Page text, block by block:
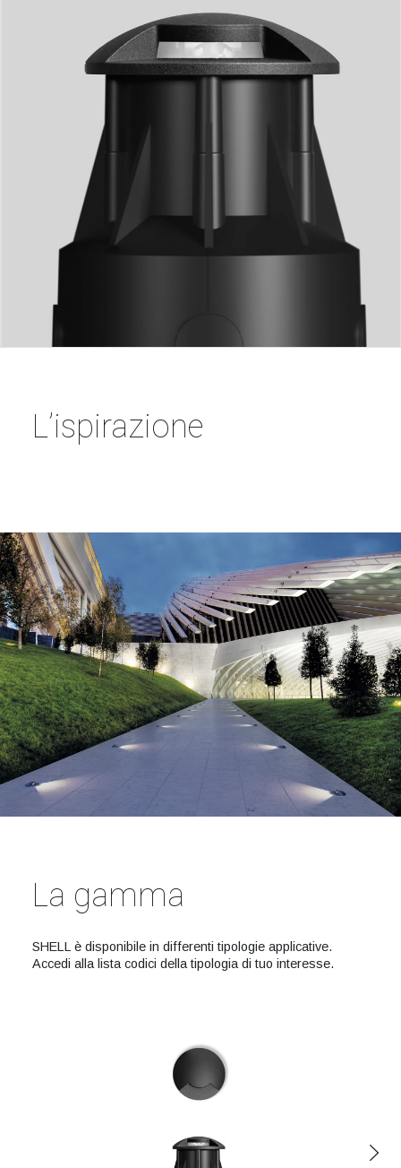
L’ispirazione
La gamma
SHELL è disponibile in differenti tipologie applicative.
Accedi alla lista codici della tipologia di tuo interesse.